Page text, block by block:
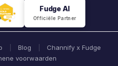
Fudge AI
Officiële Partner
Blog
Channify x Fudge
voorwaarden